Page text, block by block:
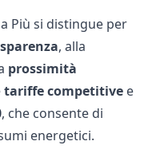
Più si distingue per
, alla
prossimità
tariffe competitive e
, che consente di
energetici.